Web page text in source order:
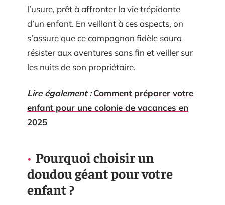
l’usure, prêt à affronter la vie trépidante
d’un enfant. En veillant à ces aspects, on
s’assure que ce compagnon fidèle saura
résister aux aventures sans fin et veiller sur
les nuits de son propriétaire.
Lire également : Comment préparer votre
enfant pour une colonie de vacances en
2025
Pourquoi choisir un
doudou géant pour votre
enfant ?